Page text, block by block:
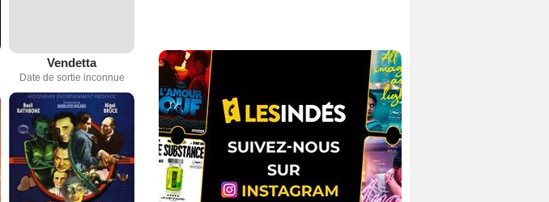
Vendetta
Date de sortie inconnue